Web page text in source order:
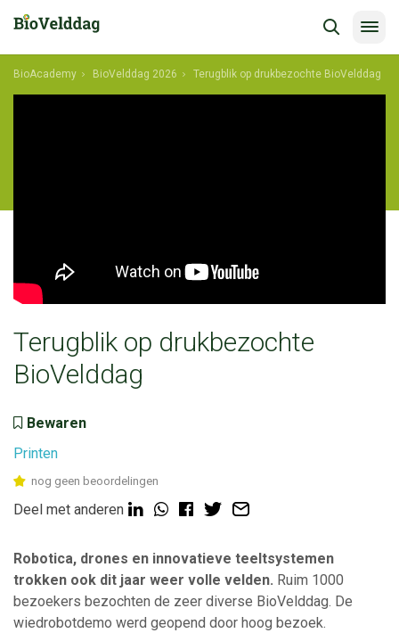
BioAcademy BioVelddag 2026 Terugblik op drukbezochte BioVelddag
Terugblik op drukbezochte
BioVelddag
Bewaren
Printen
nog geen beoordelingen
Deel met anderen
Robotica, drones en innovatieve teeltsystemen
trokken ook dit jaar weer volle velden. Ruim 1000
bezoekers bezochten de zeer diverse BioVelddag. De
wiedrobotdemo werd geopend door hoog bezoek.